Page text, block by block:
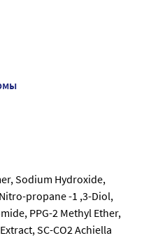
Sodium Hydroxide,
propane -1 ,3-Diol,
PPG-2 Methyl Ether,
SC-CO2 Achiella